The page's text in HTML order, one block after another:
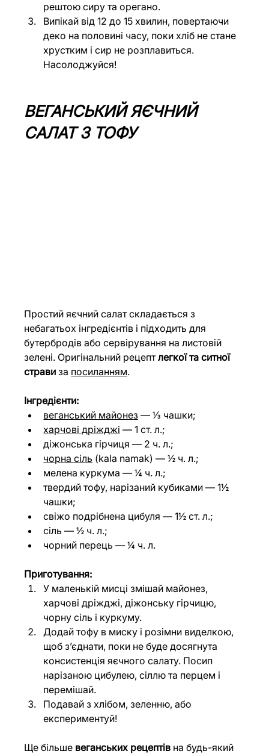
рештою сиру та орегано.
Випікай від 12 до 15 хвилин, повертаючи
деко на половині часу, поки хліб не стане
хрустким і сир не розплавиться.
Насолоджуйся!
ВЕГАНСЬКИЙ ЯЄЧНИЙ
САЛАТ З ТОФУ
Простий яєчний салат складається з
небагатьох інгредієнтів і підходить для
бутербродів або сервірування на листовій
зелені. Оригінальний рецепт легкої та ситної
страви за посиланням.
Інгредієнти:
веганський майонез — ⅓ чашки;
харчові дріжджі — 1 ст. л.;
діжонська гірчиця — 2 ч. л.;
чорна сіль (kala namak) — ½ ч. л.;
мелена куркума — ¼ ч. л.;
твердий тофу, нарізаний кубиками — 1½
чашки;
свіжо подрібнена цибуля — 1½ ст. л.;
сіль — ½ ч. л.;
чорний перець — ¼ ч. л.
Приготування:
У маленькій мисці змішай майонез,
харчові дріжджі, діжонську гірчицю,
чорну сіль і куркуму.
Додай тофу в миску і розімни виделкою,
щоб з’єднати, поки не буде досягнута
консистенція яєчного салату. Посип
нарізаною цибулею, сіллю та перцем і
перемішай.
Подавай з хлібом, зеленню, або
експериментуй!
Ще більше веганських рецептів на будь-який